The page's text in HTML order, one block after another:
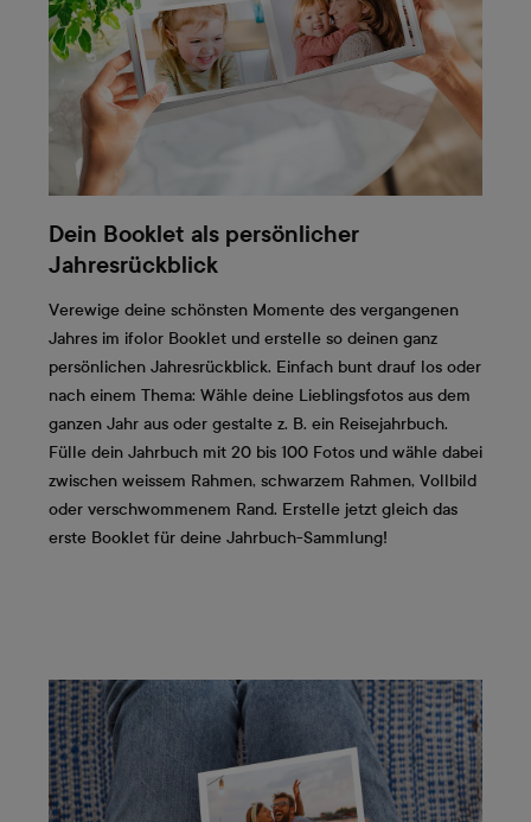
Dein Booklet als persönlicher
Jahresrückblick
Verewige deine schönsten Momente des vergangenen
Jahres im ifolor Booklet und erstelle so deinen ganz
persönlichen Jahresrückblick. Einfach bunt drauf los oder
nach einem Thema: Wähle deine Lieblingsfotos aus dem
ganzen Jahr aus oder gestalte z. B. ein Reisejahrbuch.
Fülle dein Jahrbuch mit 20 bis 100 Fotos und wähle dabei
zwischen weissem Rahmen, schwarzem Rahmen, Vollbild
oder verschwommenem Rand. Erstelle jetzt gleich das
erste Booklet für deine Jahrbuch-Sammlung!